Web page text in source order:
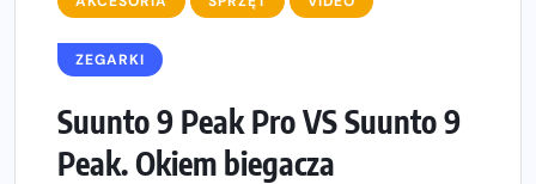
ZEGARKI
Suunto 9 Peak Pro VS Suunto 9
Peak. Okiem biegacza